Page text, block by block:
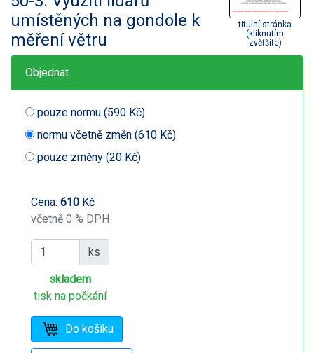
umístěných na gondole k
měření větru
titulní stránka
(kliknutím
zvětšíte)
Objednat
pouze normu (590 Kč)
normu včetně změn (610 Kč)
pouze změny (20 Kč)
Cena: 610 Kč
včetně 0 % DPH
ks
skladem
tisk na počkání